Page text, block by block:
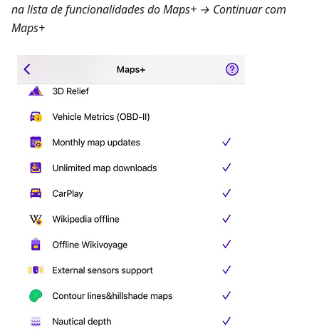
na lista de funcionalidades do Maps+ → Continuar com
Maps+